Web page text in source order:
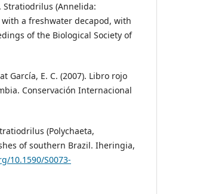
Stratiodrilus (Annelida:
a freshwater decapod, with
of the Biological Society of
García, E. C. (2007). Libro rojo
Conservación Internacional
(Polychaeta,
of southern Brazil. Iheringia,
10.1590/S0073-